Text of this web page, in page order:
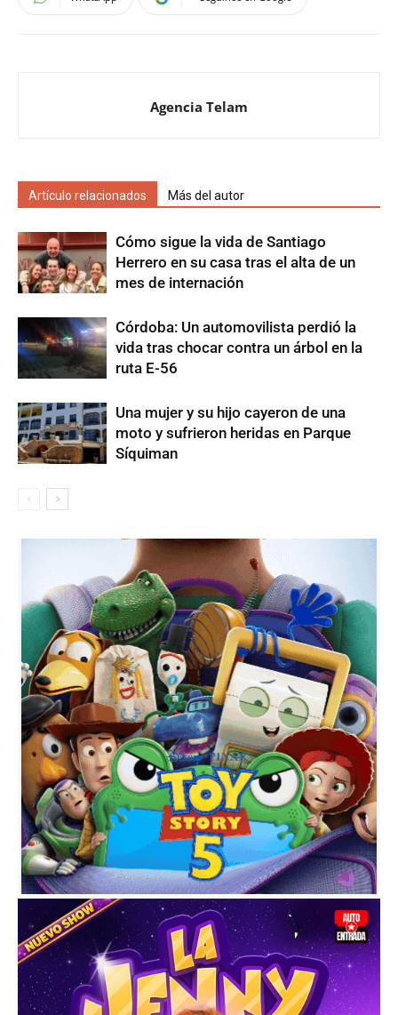
Agencia Telam
Artículo relacionados Más del autor
Cómo sigue la vida de Santiago
Herrero en su casa tras el alta de un
mes de internación
Córdoba: Un automovilista perdió la
vida tras chocar contra un árbol en la
ruta E-56
Una mujer y su hijo cayeron de una
moto y sufrieron heridas en Parque
Síquiman